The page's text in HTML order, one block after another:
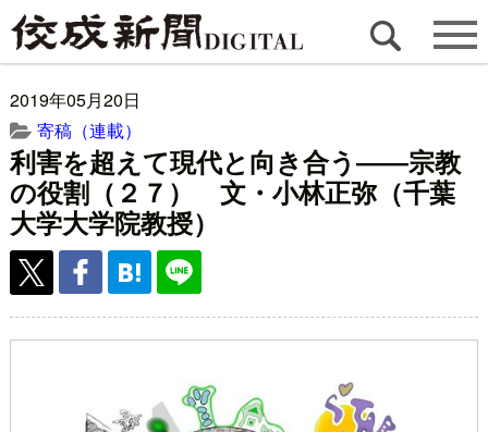
2019年05月20日
寄稿（連載）
利害を超えて現代と向き合う――宗教
の役割（２７） 文・小林正弥（千葉
大学大学院教授）